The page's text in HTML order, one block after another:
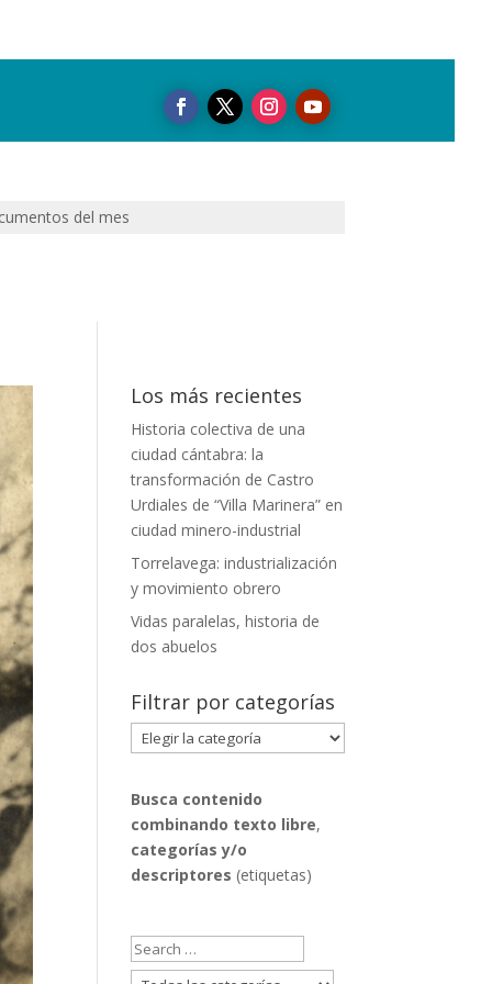
del mes
Los más recientes
Historia colectiva de una
ciudad cántabra: la
transformación de Castro
Urdiales de “Villa Marinera” en
ciudad minero-industrial
Torrelavega: industrialización
y movimiento obrero
Vidas paralelas, historia de
dos abuelos
Filtrar por categorías
Filtrar
por
Busca contenido
combinando texto libre,
categorías y/o
descriptores (etiquetas)